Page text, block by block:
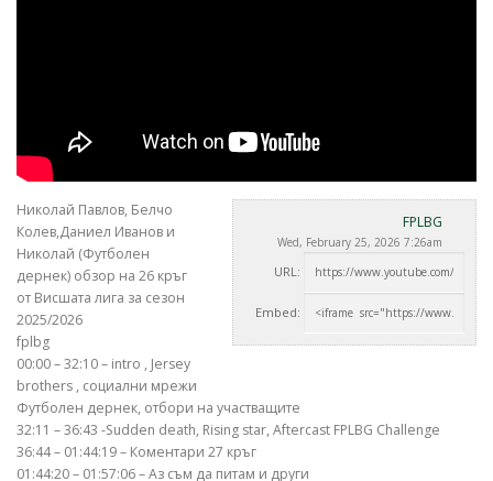
FPLBG
Wed, February 25, 2026 7:26am
URL:
Embed:
Николай Павлов, Белчо
Колев,Даниел Иванов и
Николай (Футболен
дернек) обзор на 26 кръг
от Висшата лига за сезон
2025/2026
fplbg
00:00 – 32:10 – intro , Jersey
brothers , социални мрежи
Футболен дернек, отбори на участващите
32:11 – 36:43 -Sudden death, Rising star, Aftercast FPLBG Challenge
36:44 – 01:44:19 – Коментари 27 кръг
01:44:20 – 01:57:06 – Аз съм да питам и други